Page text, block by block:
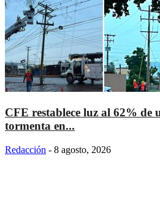
CFE restablece luz al 62% de
tormenta en...
Redacción - 8 agosto, 2026